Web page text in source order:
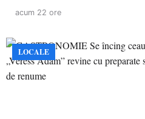
acum 22 ore
LOCALE